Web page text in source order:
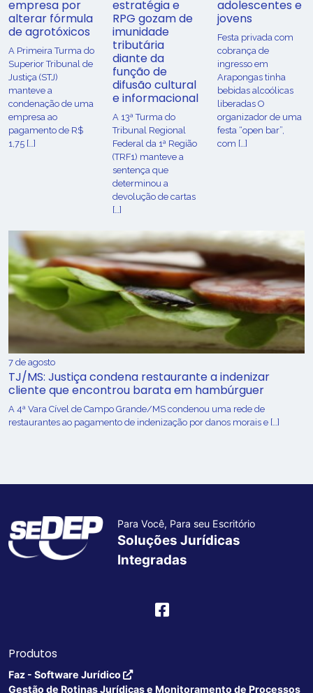
empresa por
alterar fórmula
de agrotóxicos
​A Primeira Turma do
Superior Tribunal de
Justiça (STJ)
manteve a
condenação de uma
empresa ao
pagamento de R$
1,75 […]
estratégia e
RPG gozam de
imunidade
tributária
diante da
função de
difusão cultural
e informacional
A 13ª Turma do
Tribunal Regional
Federal da 1ª Região
(TRF1) manteve a
sentença que
determinou a
devolução de cartas
[…]
adolescentes e
jovens
Festa privada com
cobrança de
ingresso em
Arapongas tinha
bebidas alcoólicas
liberadas O
organizador de uma
festa “open bar”,
com […]
7 de agosto
TJ/MS: Justiça condena restaurante a indenizar
cliente que encontrou barata em hambúrguer
A 4ª Vara Cível de Campo Grande/MS condenou uma rede de
restaurantes ao pagamento de indenização por danos morais e […]
Para Você, Para seu Escritório
Soluções Jurídicas
Integradas
Produtos
Faz - Software Jurídico
Gestão de Rotinas Jurídicas e Monitoramento de Processos